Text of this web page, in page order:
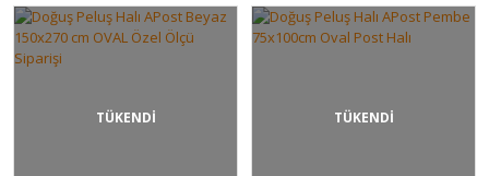
TÜKENDİ TÜKENDİ